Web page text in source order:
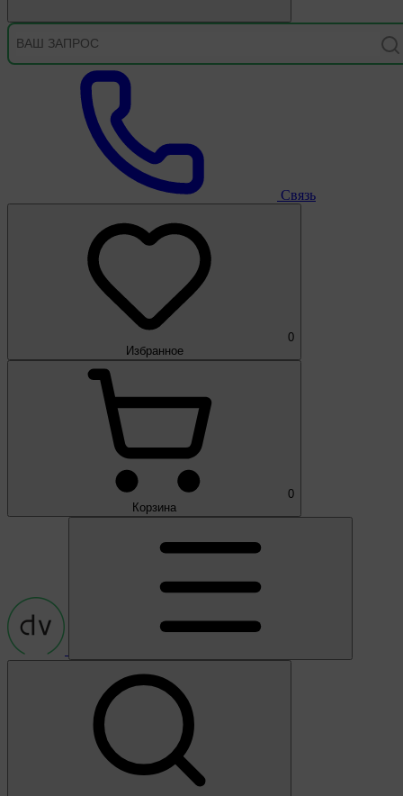
Связь
0
Избранное
0
Корзина